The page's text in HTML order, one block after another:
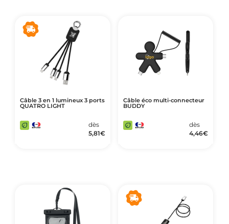
Câble 3 en 1 lumineux 3 ports
QUATRO LIGHT
dès
5,81€
Câble éco multi-connecteur
BUDDY
dès
4,46€